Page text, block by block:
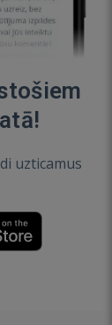
uzticamus